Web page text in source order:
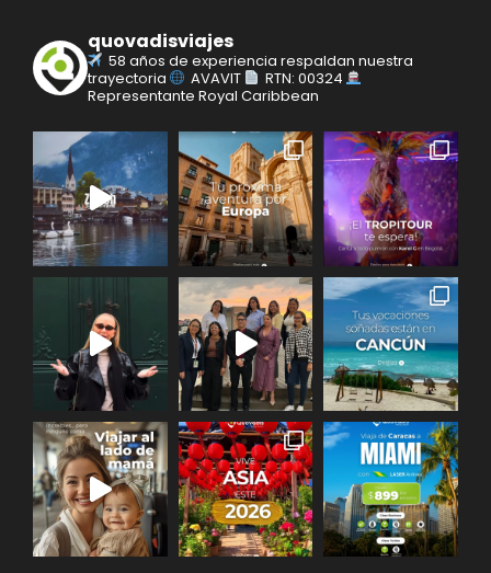
quovadisviajes
58 años de experiencia respaldan nuestra
trayectoria
AVAVIT
RTN: 00324
Representante Royal Caribbean